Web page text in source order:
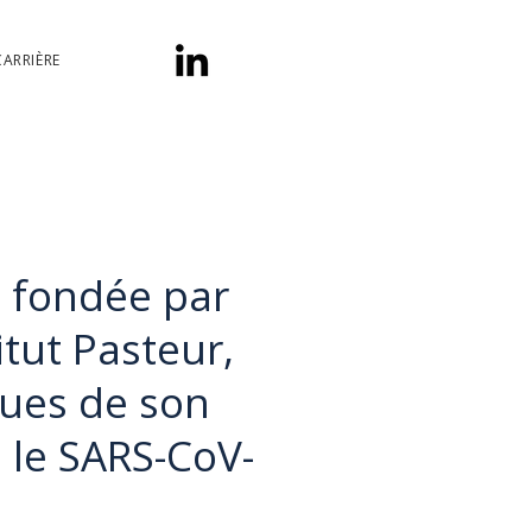
fondée par
Pasteur,
de son
SARS-CoV-